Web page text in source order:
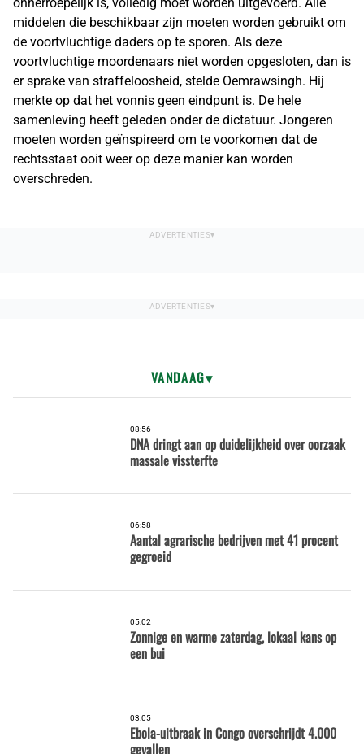
middelen die beschikbaar zijn moeten worden gebruikt om
de voortvluchtige daders op te sporen. Als deze
voortvluchtige moordenaars niet worden opgesloten, dan is
er sprake van straffeloosheid, stelde Oemrawsingh. Hij
merkte op dat het vonnis geen eindpunt is. De hele
samenleving heeft geleden onder de dictatuur. Jongeren
moeten worden geïnspireerd om te voorkomen dat de
rechtsstaat ooit weer op deze manier kan worden
overschreden.
VANDAAG
08:56
DNA dringt aan op duidelijkheid over oorzaak
massale vissterfte
06:58
Aantal agrarische bedrijven met 41 procent
gegroeid
05:02
Zonnige en warme zaterdag, lokaal kans op
een bui
03:05
Ebola-uitbraak in Congo overschrijdt 4.000
gevallen